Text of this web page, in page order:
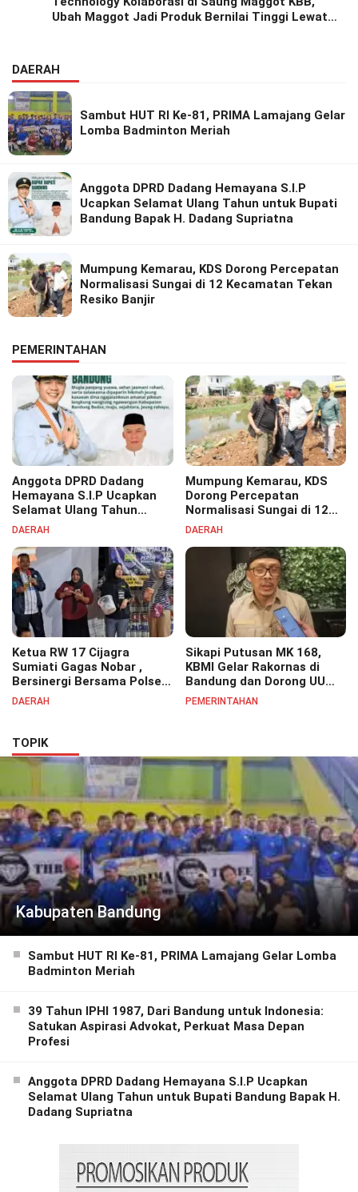
Ubah Maggot Jadi Produk Bernilai Tinggi Lewat
DAERAH
Sambut HUT RI Ke-81, PRIMA Lamajang Gelar
Lomba Badminton Meriah
Anggota DPRD Dadang Hemayana S.I.P
Ucapkan Selamat Ulang Tahun untuk Bupati
Bandung Bapak H. Dadang Supriatna
Mumpung Kemarau, KDS Dorong Percepatan
Normalisasi Sungai di 12 Kecamatan Tekan
Resiko Banjir
PEMERINTAHAN
Anggota DPRD Dadang
Hemayana S.I.P Ucapkan
Selamat Ulang Tahun
untuk Bupati Bandung
DAERAH
Mumpung Kemarau, KDS
Dorong Percepatan
Normalisasi Sungai di 12
Kecamatan Tekan Resiko
DAERAH
Ketua RW 17 Cijagra
Sumiati Gagas Nobar ,
Bersinergi Bersama Polsek
Bojongsoang Semarakkan
DAERAH
Sikapi Putusan MK 168,
KBMI Gelar Rakornas di
Bandung dan Dorong UU
Perlindungan Pekerja
PEMERINTAHAN
TOPIK
Kabupaten Bandung
Sambut HUT RI Ke-81, PRIMA Lamajang Gelar Lomba
Badminton Meriah
39 Tahun IPHI 1987, Dari Bandung untuk Indonesia:
Satukan Aspirasi Advokat, Perkuat Masa Depan
Profesi
Anggota DPRD Dadang Hemayana S.I.P Ucapkan
Selamat Ulang Tahun untuk Bupati Bandung Bapak H.
Dadang Supriatna